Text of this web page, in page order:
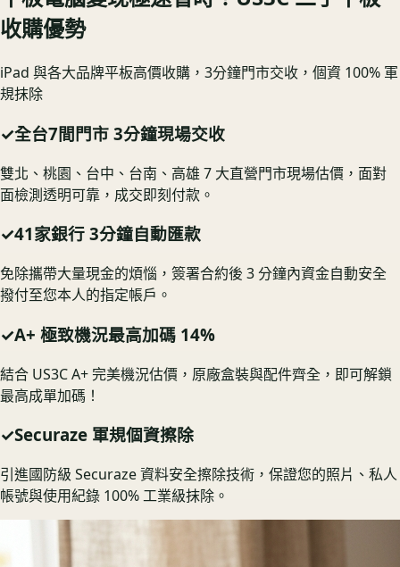
收購優勢
iPad 與各大品牌平板高價收購，3分鐘門市交收，個資 100% 軍
規抹除
✓全台7間門市 3分鐘現場交收
雙北、桃園、台中、台南、高雄 7 大直營門市現場估價，面對
面檢測透明可靠，成交即刻付款。
✓41家銀行 3分鐘自動匯款
免除攜帶大量現金的煩惱，簽署合約後 3 分鐘內資金自動安全
撥付至您本人的指定帳戶。
✓A+ 極致機況最高加碼 14%
結合 US3C A+ 完美機況估價，原廠盒裝與配件齊全，即可解鎖
最高成單加碼！
✓Securaze 軍規個資擦除
引進國防級 Securaze 資料安全擦除技術，保證您的照片、私人
帳號與使用紀錄 100% 工業級抹除。